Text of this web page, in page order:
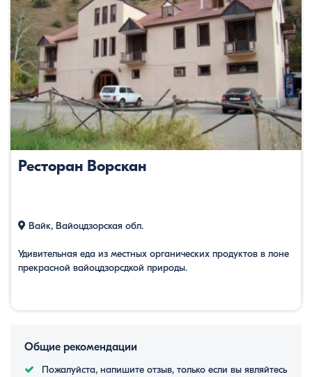
Ресторан Ворскан
Вайк, Вайоцдзорская обл.
Удивительная еда из местных органических продуктов в лоне
прекрасной вайоцдзорсдкой природы.
Общие рекомендации
Пожалуйста, напишите отзыв, только если вы являйтесь